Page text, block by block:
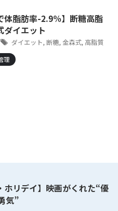
体脂肪率-2.9%】断糖高脂
ダイエット
ダイエット, 断糖, 金森式, 高脂質
理
ホリデイ】映画がくれた“優
気”